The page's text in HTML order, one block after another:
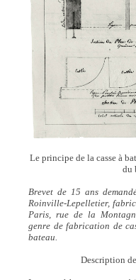
Le principe de la casse à
du
Brevet de 15 ans
Roinville-Lepelletier,
Paris, rue de la
genre de fabrication de
bateau.
Description de